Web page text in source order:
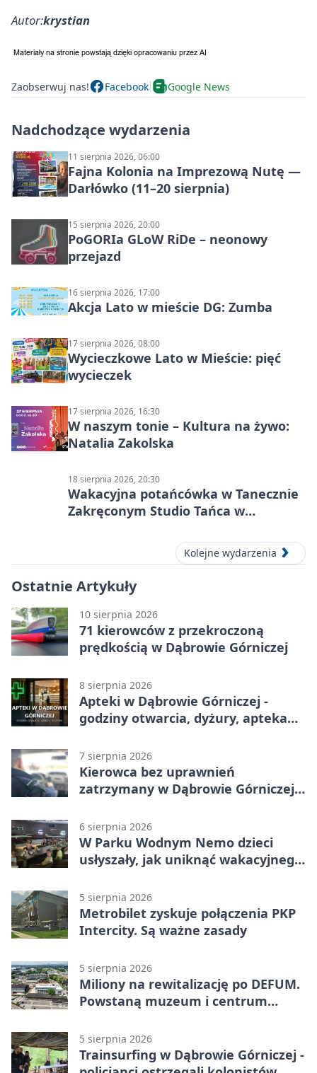
Autor:krystian
Zaobserwuj nas! Facebook Google News
Nadchodzące wydarzenia
11 sierpnia 2026, 06:00
Fajna Kolonia na Imprezową Nutę —
Darłówko (11–20 sierpnia)
15 sierpnia 2026, 20:00
PoGORIa GLoW RiDe – neonowy
przejazd
16 sierpnia 2026, 17:00
Akcja Lato w mieście DG: Zumba
17 sierpnia 2026, 08:00
Wycieczkowe Lato w Mieście: pięć
wycieczek
17 sierpnia 2026, 16:30
W naszym tonie – Kultura na żywo:
Natalia Zakolska
18 sierpnia 2026, 20:30
Wakacyjna potańcówka w Tanecznie
Zakręconym Studio Tańca w
Kolejne wydarzenia
Ostatnie Artykuły
10 sierpnia 2026
71 kierowców z przekroczoną
prędkością w Dąbrowie Górniczej
8 sierpnia 2026
Apteki w Dąbrowie Górniczej -
godziny otwarcia, dyżury, apteka
7 sierpnia 2026
Kierowca bez uprawnień
zatrzymany w Dąbrowie Górniczej.
6 sierpnia 2026
W Parku Wodnym Nemo dzieci
usłyszały, jak uniknąć wakacyjnego
5 sierpnia 2026
Metrobilet zyskuje połączenia PKP
Intercity. Są ważne zasady
5 sierpnia 2026
Miliony na rewitalizację po DEFUM.
Powstaną muzeum i centrum
5 sierpnia 2026
Trainsurfing w Dąbrowie Górniczej -